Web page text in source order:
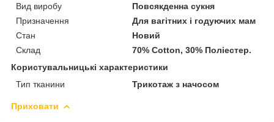
Вид виробу
Повсякденна сукня
Призначення
Для вагітних і годуючих мам
Стан
Новий
Склад
70% Cotton, 30% Поліестер.
Користувальницькі характеристики
Тип тканини
Трикотаж з начосом
Приховати